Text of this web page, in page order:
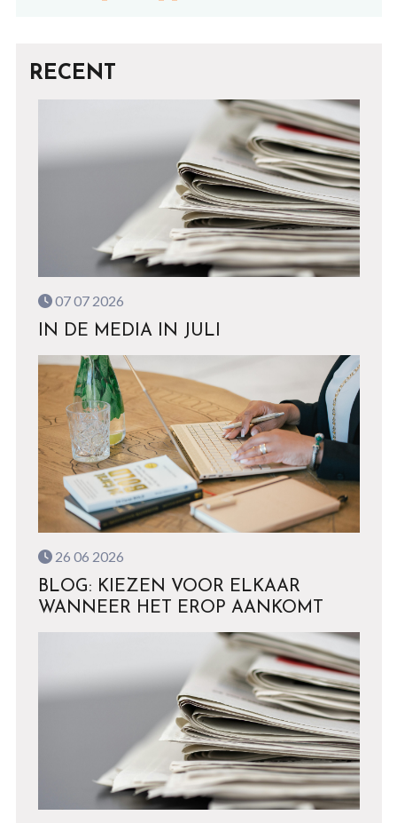
RECENT
07 07 2026
IN DE MEDIA IN JULI
26 06 2026
BLOG: KIEZEN VOOR ELKAAR
WANNEER HET EROP AANKOMT